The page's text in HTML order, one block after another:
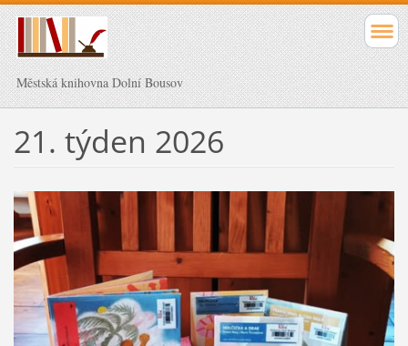
Městská knihovna Dolní Bousov
21. týden 2026